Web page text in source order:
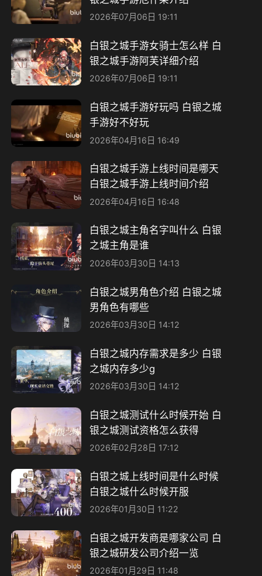
2026年07月06日 19:11
白银之城手游女骑士怎么样 白
银之城手游阿芙详细介绍
2026年07月06日 19:11
白银之城手游好玩吗 白银之城
手游好不好玩
2026年04月16日 16:49
白银之城手游上线时间是哪天
白银之城手游上线时间介绍
2026年04月16日 16:48
白银之城主角名字叫什么 白银
之城主角是谁
2026年03月30日 14:13
白银之城男角色介绍 白银之城
男角色有哪些
2026年03月30日 14:12
白银之城内存需求是多少 白银
之城内存多少g
2026年03月30日 14:12
白银之城测试什么时候开始 ​白
银之城测试资格怎么获得
2026年02月28日 17:12
白银之城上线时间是什么时候
白银之城什么时候开服
2026年01月30日 11:22
白银之城开发商是哪家公司 白
银之城研发公司介绍一览
2026年01月29日 11:48